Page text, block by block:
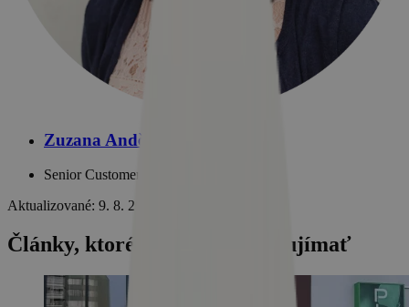
Zuzana Andělová
Senior Customer Support
Aktualizované: 9. 8. 2026
Články, ktoré by vás mohli zaujímať